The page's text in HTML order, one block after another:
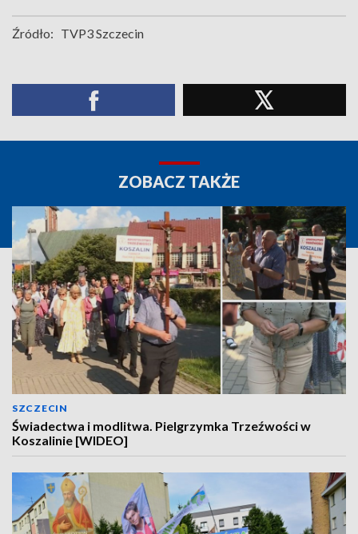
Źródło: TVP3 Szczecin
ZOBACZ TAKŻE
SZCZECIN
Świadectwa i modlitwa. Pielgrzymka Trzeźwości w
Koszalinie [WIDEO]